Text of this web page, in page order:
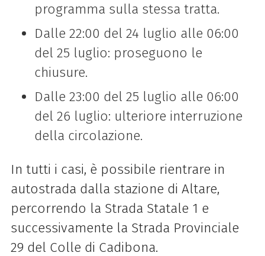
programma sulla stessa tratta.
Dalle 22:00 del 24 luglio alle 06:00
del 25 luglio: proseguono le
chiusure.
Dalle 23:00 del 25 luglio alle 06:00
del 26 luglio: ulteriore interruzione
della circolazione.
In tutti i casi, è possibile rientrare in
autostrada dalla stazione di Altare,
percorrendo la Strada Statale 1 e
successivamente la Strada Provinciale
29 del Colle di Cadibona.